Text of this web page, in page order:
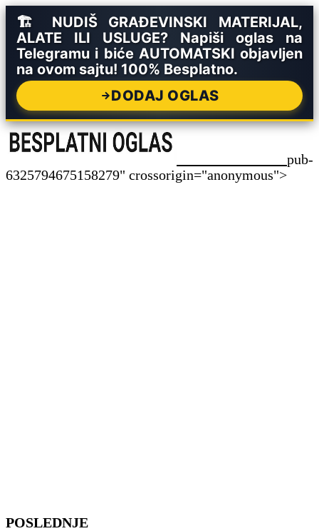
🏗️ NUDIŠ GRAĐEVINSKI MATERIJAL,
ALATE ILI USLUGE? Napiši oglas na
Telegramu i biće AUTOMATSKI objavljen
na ovom sajtu! 100% Besplatno.
DODAJ OGLAS
pub-
6325794675158279" crossorigin="anonymous">
Skip
POSLEDNJE